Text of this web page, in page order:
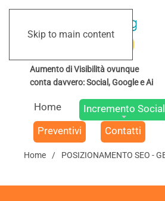
Skip to main content
Home Incremento Social
Preventivi
Contatti
Home POSIZIONAMENTO SEO -